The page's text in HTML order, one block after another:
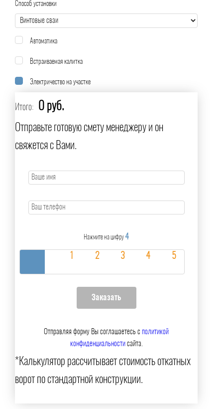
Способ установки
Автоматика
Встраиваемая калитка
Электричество на участке
Итого: 0 руб.
Отправьте готовую смету менеджеру и он
свяжется с Вами.
Нажмите на цифру 4
Отправляя форму Вы соглашаетесь сполитикой
конфиденциальностисайта.
*Калькулятор рассчитывает стоимость откатных
ворот по стандартной конструкции.